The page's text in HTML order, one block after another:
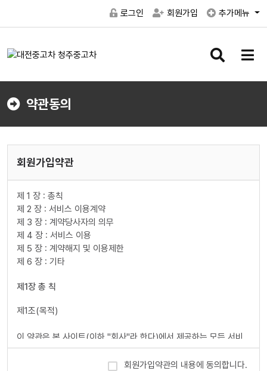
로그인 회원가입 추가메뉴
검
버
메
버
약관동의
회원가입약관
제 1 장 : 총칙
제 2 장 : 서비스 이용계약
제 3 장 : 계약당사자의 의무
제 4 장 : 서비스 이용
제 5 장 : 계약해지 및 이용제한
제 6 장 : 기타
제1장 총 칙
제1조(목적)
이 약관은 본 사이트(이하 "회사"라 한다)에서 제공하는 모든 서비
스(이하 "서비스"라 한다)의 이용조건 및 절차에 관한 사항을 규정
회원가입약관의 내용에 동의합니다.